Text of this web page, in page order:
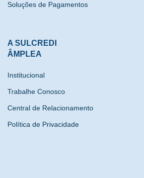
Soluções de Pagamentos
A SULCREDI
ÂMPLEA
Institucional
Trabalhe Conosco
Central de Relacionamento
Política de Privacidade